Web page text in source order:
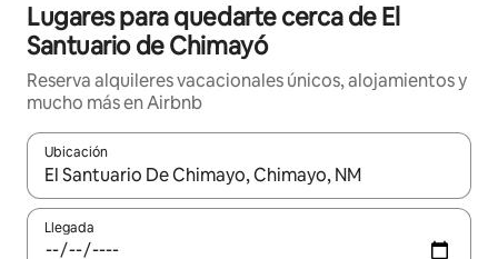
Lugares para quedarte cerca de El
Santuario de Chimayó
Reserva alquileres vacacionales únicos, alojamientos y
mucho más en Airbnb
Ubicación
Cuando los resultados estén disponibles, navega con las
Llegada